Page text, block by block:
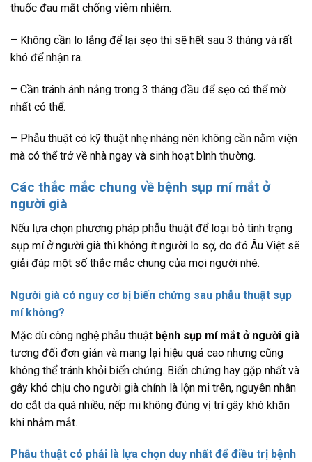
thuốc đau mắt chống viêm nhiễm.
– Không cần lo lắng để lại sẹo thì sẽ hết sau 3 tháng và rất
khó để nhận ra.
– Cần tránh ánh nắng trong 3 tháng đầu để sẹo có thể mờ
nhất có thể.
– Phẫu thuật có kỹ thuật nhẹ nhàng nên không cần nằm viện
mà có thể trở về nhà ngay và sinh hoạt bình thường.
Các thắc mắc chung về bệnh sụp mí mắt ở
người già
Nếu lựa chọn phương pháp phẫu thuật để loại bỏ tình trạng
sụp mí ở người già thì không ít người lo sợ, do đó Âu Việt sẽ
giải đáp một số thắc mắc chung của mọi người nhé.
Người già có nguy cơ bị biến chứng sau phẫu thuật sụp
mí không?
Mặc dù công nghệ phẫu thuật bệnh sụp mí mắt ở người già
tương đối đơn giản và mang lại hiệu quả cao nhưng cũng
không thể tránh khỏi biến chứng. Biến chứng hay gặp nhất và
gây khó chịu cho người già chính là lộn mi trên, nguyên nhân
do cắt da quá nhiều, nếp mi không đúng vị trí gây khó khăn
khi nhắm mắt.
Phẫu thuật có phải là lựa chọn duy nhất để điều trị bệnh